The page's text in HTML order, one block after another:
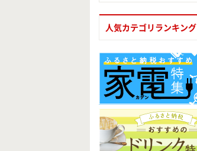
人気カテゴリランキング